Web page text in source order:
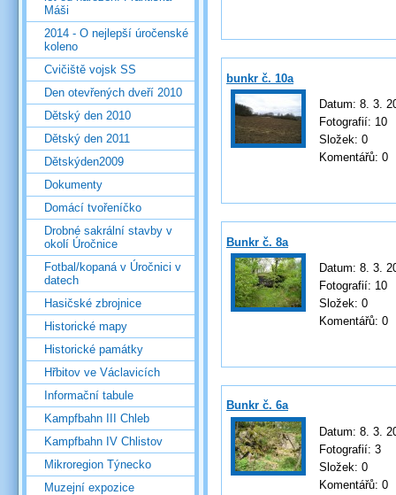
bunkr č. 10a
Datum: 8. 3.
Fotografií: 10
Složek: 0
Komentářů: 0
Bunkr č. 8a
Datum: 8. 3.
Fotografií: 10
Složek: 0
Komentářů: 0
Bunkr č. 6a
Datum: 8. 3.
Fotografií: 3
Složek: 0
Komentářů: 0
Máši
2014 - O nejlepší úročenské
koleno
Cvičiště vojsk SS
Den otevřených dveří 2010
Dětský den 2010
Dětský den 2011
Dětskýden2009
Dokumenty
Domácí tvořeníčko
Drobné sakrální stavby v
okolí Úročnice
Fotbal/kopaná v Úročnici v
datech
Hasičské zbrojnice
Historické mapy
Historické památky
Hřbitov ve Václavicích
Informační tabule
Kampfbahn III Chleb
Kampfbahn IV Chlistov
Mikroregion Týnecko
Muzejní expozice